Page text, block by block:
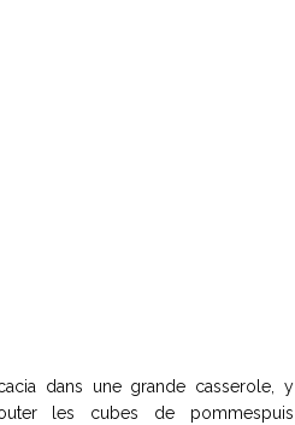
dans une grande casserole, y
les cubes de pommespuis